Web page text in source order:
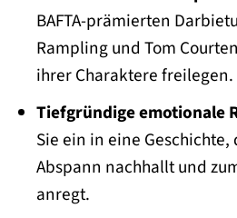
BAFTA-prämierten
Rampling und Tom
ihrer Charaktere freilegen.
Tiefgründige emotionale
Sie ein in eine
Abspann nachhallt und
anregt.